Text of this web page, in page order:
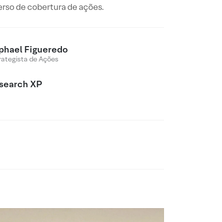
de cobertura de ações.
Figueredo
de Ações
XP